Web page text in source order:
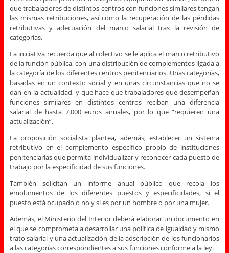
que trabajadores de distintos centros con funciones similares tengan
las mismas retribuciones, así como la recuperación de las pérdidas
retributivas y adecuación del marco salarial tras la revisión de
categorías.
La iniciativa recuerda que al colectivo se le aplica el marco retributivo
de la función pública, con una distribución de complementos ligada a
la categoría de los diferentes centros penitenciarios. Unas categorías,
basadas en un contexto social y en unas circunstancias que no se
dan en la actualidad, y que hace que trabajadores que desempeñan
funciones similares en distintos centros reciban una diferencia
salarial de hasta 7.000 euros anuales, por lo que “requieren una
actualización”.
La proposición socialista plantea, además, establecer un sistema
retributivo en el complemento específico propio de instituciones
penitenciarias que permita individualizar y reconocer cada puesto de
trabajo por la especificidad de sus funciones.
También solicitan un informe anual público que recoja los
emolumentos de los diferentes puestos y especificidades, si el
puesto está ocupado o no y si es por un hombre o por una mujer.
Además, el Ministerio del Interior deberá elaborar un documento en
el que se comprometa a desarrollar una política de igualdad y mismo
trato salarial y una actualización de la adscripción de los funcionarios
a las categorías correspondientes a sus funciones conforme a la ley.